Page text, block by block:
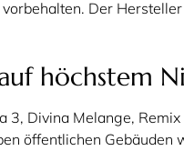
Der
höchstem
3, Divina Melange,
öffentlichen